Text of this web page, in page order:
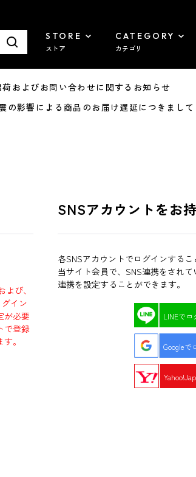
STORE
ストア
CATEGORY
カテゴリ
よびお問い合わせに関するお知らせ
影響による商品のお届け遅延につきまして
び、
イン
が必要
で登録
。
SNSアカウントをお
各SNSアカウントでログインするこ
当サイト会員で、SNS連携をされ
連携を設定することができます。
LINEでロ
Googleで